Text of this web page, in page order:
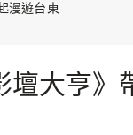
漫遊台東
壇大亨》